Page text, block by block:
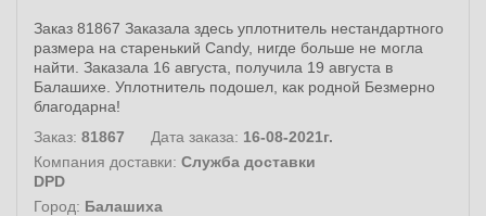
Заказ 81867 Заказала здесь уплотнитель нестандартного
размера на старенький Candy, нигде больше не могла
найти. Заказала 16 августа, получила 19 августа в
Балашихе. Уплотнитель подошел, как родной Безмерно
благодарна!
Заказ: 81867 Дата заказа: 16-08-2021г.
Компания доставки: Служба доставки
DPD
Город: Балашиха